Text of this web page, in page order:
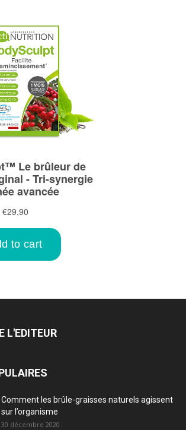
L'EDITEUR
Comment les brûle-graisses naturels agissent
sur l’organisme
30 décembre 2020